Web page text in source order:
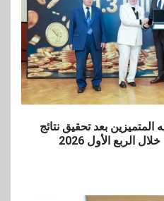
بعد تحقيق نتائج
الربع الأول 2026